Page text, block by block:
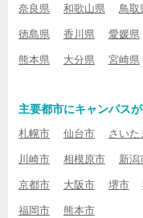
奈良県 和歌山県 鳥取
徳島県 香川県 愛媛県
熊本県 大分県 宮崎県
主要都市にキャンパス
札幌市 仙台市 さいた
川崎市 相模原市 新潟
京都市 大阪市 堺市
福岡市 熊本市